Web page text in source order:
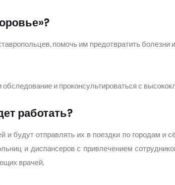
помочь им предотвратить
и проконсультироваться с
работать?
будут отправлять их в поездки по городам и
и диспансеров с привлечением
врачей.